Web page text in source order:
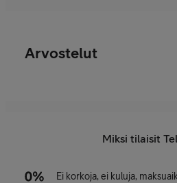
Arvostelut
Miksi tilaisit
Ei korkoja, ei kuluja,